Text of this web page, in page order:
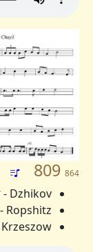
809 864
Dzhikov - דזשיקאוו
Ropshitz - ראפשיץ
Krzeszow - קרעשאוו